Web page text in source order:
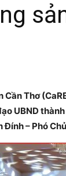
Cần Thơ
UBND
– Phó